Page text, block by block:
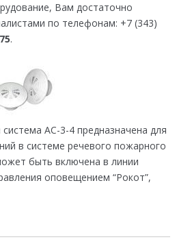
Вам достаточно
по телефонам: +7 (343)
.
АС-3-4 предназначена для
в системе речевого пожарного
быть включена в линии
оповещением “Рокот”,